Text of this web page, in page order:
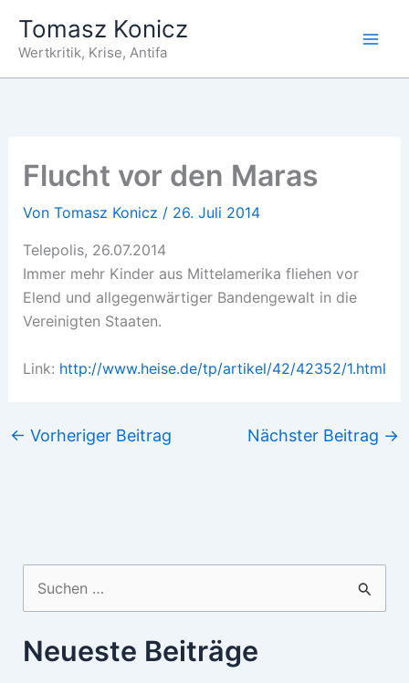
Inhalt
springen
Tomasz Konicz
Wertkritik, Krise, Antifa
Flucht vor den Maras
Von Tomasz Konicz / 26. Juli 2014
Telepolis, 26.07.2014
Immer mehr Kinder aus Mittelamerika fliehen vor
Elend und allgegenwärtiger Bandengewalt in die
Vereinigten Staaten.
Link: http://www.heise.de/tp/artikel/42/42352/1.html
← Vorheriger Beitrag Nächster Beitrag →
nach:
Neueste Beiträge